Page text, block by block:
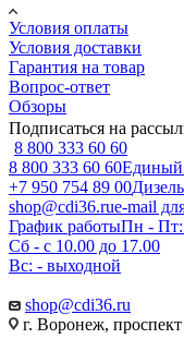
Условия оплаты
Условия доставки
Гарантия на товар
Вопрос-ответ
Обзоры
Подписаться на
8 800 333 60 60
8 800 333 60 60Единый
+7 950 754 89 00
shop@cdi36.rue-mail
График работыПн - Пт:
Сб - с 10.00 до 17.00
Вс: - выходной
shop@cdi36.ru
г. Воронеж,